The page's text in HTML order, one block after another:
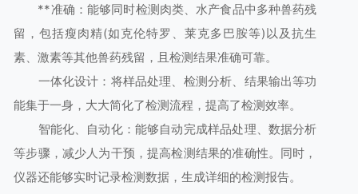
**准确：能够同时检测肉类、水产食品中多种兽药残
留，包括瘦肉精(如克伦特罗、莱克多巴胺等)以及抗生
素、激素等其他兽药残留，且检测结果准确可靠。
一体化设计：将样品处理、检测分析、结果输出等功
能集于一身，大大简化了检测流程，提高了检测效率。
智能化、自动化：能够自动完成样品处理、数据分析
等步骤，减少人为干预，提高检测结果的准确性。同时，
仪器还能够实时记录检测数据，生成详细的检测报告。